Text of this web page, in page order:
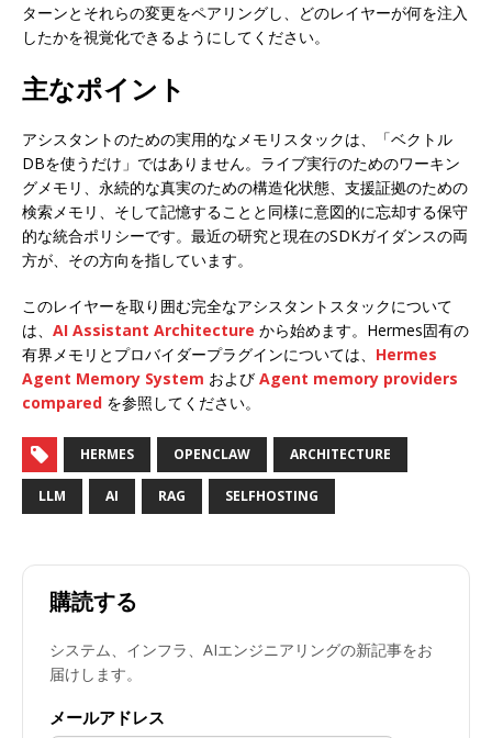
ターンとそれらの変更をペアリングし、どのレイヤーが何を注入
したかを視覚化できるようにしてください。
主なポイント
アシスタントのための実用的なメモリスタックは、「ベクトル
DBを使うだけ」ではありません。ライブ実行のためのワーキン
グメモリ、永続的な真実のための構造化状態、支援証拠のための
検索メモリ、そして記憶することと同様に意図的に忘却する保守
的な統合ポリシーです。最近の研究と現在のSDKガイダンスの両
方が、その方向を指しています。
このレイヤーを取り囲む完全なアシスタントスタックについて
は、 AI Assistant Architecture から始めます。Hermes固有の
有界メモリとプロバイダープラグインについては、 Hermes
Agent Memory System および Agent memory providers
compared を参照してください。
HERMES OPENCLAW ARCHITECTURE
LLM AI RAG SELFHOSTING
購読する
システム、インフラ、AIエンジニアリングの新記事をお
届けします。
メールアドレス